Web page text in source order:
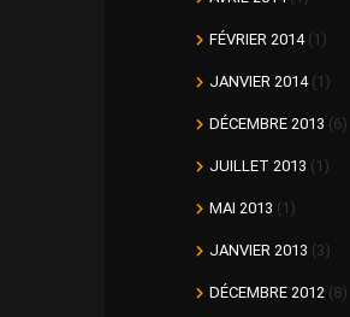
FÉVRIER 2014(1)
JANVIER 2014(1)
DÉCEMBRE 2013 (6)
JUILLET 2013 (1)
MAI 2013 (1)
JANVIER 2013 (3)
DÉCEMBRE 2012 (8)